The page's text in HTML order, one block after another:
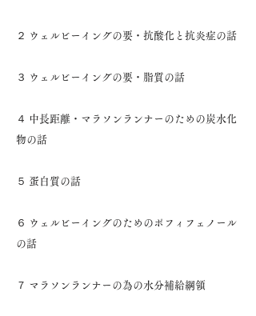
２ ウェルビーイングの要・抗酸化と抗炎症の話
３ ウェルビーイングの要・脂質の話
４ 中長距離・マラソンランナーのための炭水化
物の話
５ 蛋白質の話
６ ウェルビーイングのためのポフィフェノール
の話
７ マラソンランナーの為の水分補給綱領